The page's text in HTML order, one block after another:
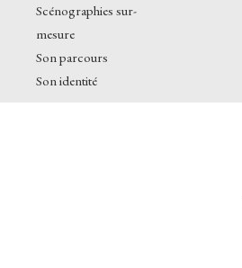
Scénographies sur-
mesure
Son parcours
Son identité